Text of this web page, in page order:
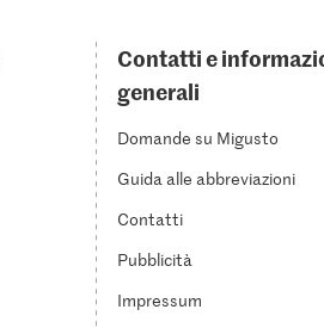
Contatti e
generali
Domande su Migusto
Guida alle abbreviazioni
Contatti
Pubblicità
Impressum